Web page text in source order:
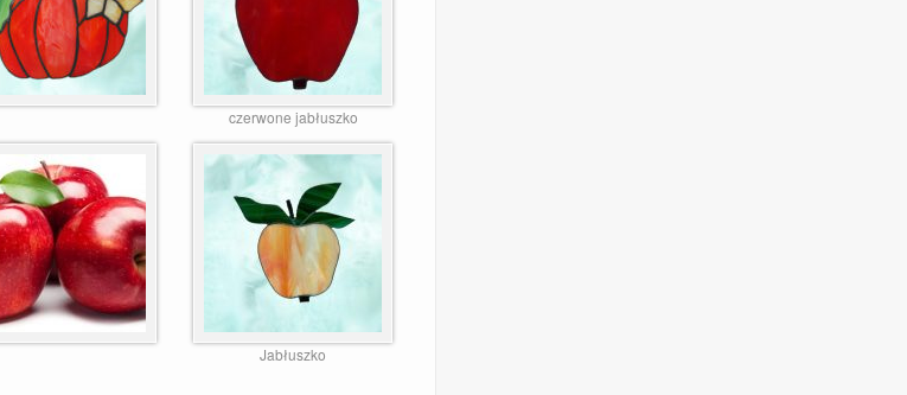
czerwone jabłuszko
Jabłuszko